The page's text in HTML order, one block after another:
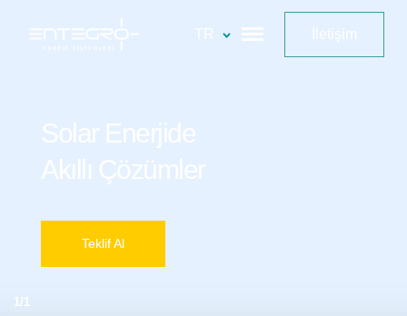
TR İletişim
Solar Enerjide
Akıllı Çözümler
Teklif Al
1/1